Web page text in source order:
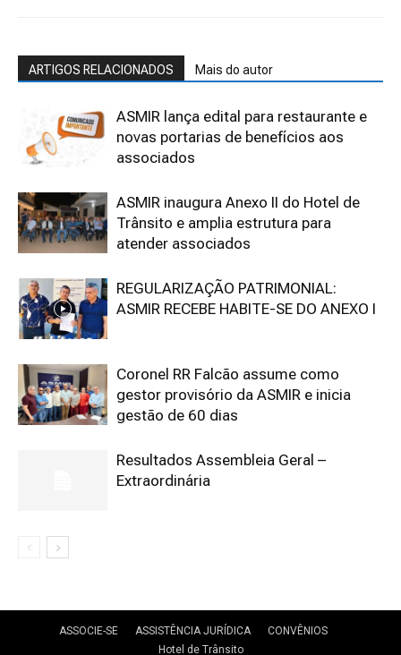
ARTIGOS RELACIONADOS Mais do autor
ASMIR lança edital para restaurante e
novas portarias de benefícios aos
associados
ASMIR inaugura Anexo II do Hotel de
Trânsito e amplia estrutura para
atender associados
REGULARIZAÇÃO PATRIMONIAL:
ASMIR RECEBE HABITE-SE DO ANEXO I
Coronel RR Falcão assume como
gestor provisório da ASMIR e inicia
gestão de 60 dias
Resultados Assembleia Geral –
Extraordinária
ASSOCIE-SE ASSISTÊNCIA JURÍDICA
CONVÊNIOS
Hotel de Trânsito